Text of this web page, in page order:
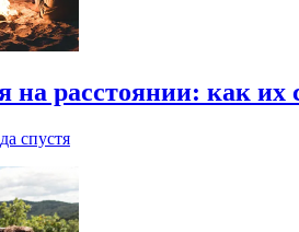
на расстоянии: как их
спустя